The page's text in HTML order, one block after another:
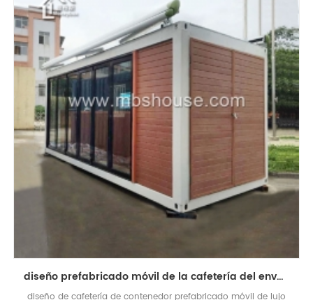
diseño prefabricado móvil de la cafetería del envase del paquete plano nuevamente de moda
diseño de cafetería de contenedor prefabricado móvil de lujo